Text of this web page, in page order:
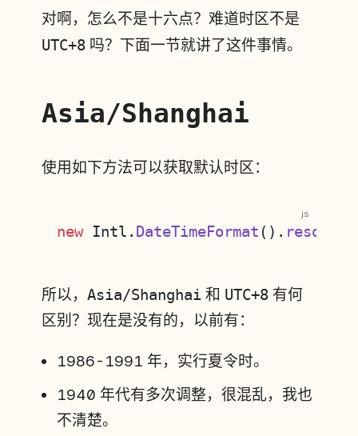
对啊，怎么不是十六点？难道时区不是
UTC+8 吗？下面一节就讲了这件事情。
Asia/Shanghai
使用如下方法可以获取默认时区：
js
new Intl. DateTimeFormat ().
所以， Asia/Shanghai 和 UTC+8 有何
区别？现在是没有的，以前有：
1986-1991 年，实行夏令时。
1940 年代有多次调整，很混乱，我也
不清楚。